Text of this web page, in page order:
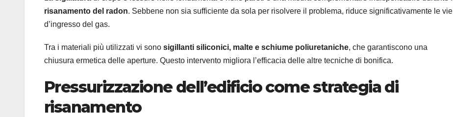
risanamento del radon. Sebbene non sia sufficiente da sola per risolvere il problema, riduce significativamente le vie
d’ingresso del gas.
Tra i materiali più utilizzati vi sono sigillanti siliconici, malte e schiume poliuretaniche, che garantiscono una
chiusura ermetica delle aperture. Questo intervento migliora l’efficacia delle altre tecniche di bonifica.
Pressurizzazione dell’edificio come strategia di
risanamento